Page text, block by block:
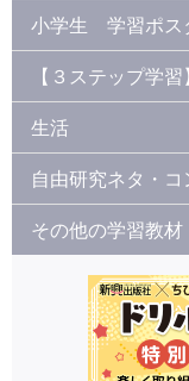
小学生 学習ポス
【３ステップ学習
生活
自由研究ネタ・コ
その他の学習教材